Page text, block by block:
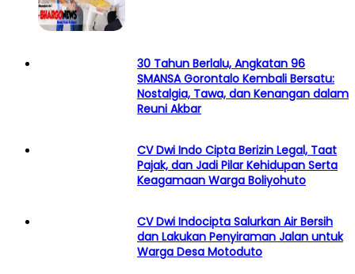
30 Tahun Berlalu, Angkatan 96
SMANSA Gorontalo Kembali Bersatu:
Nostalgia, Tawa, dan Kenangan dalam
Reuni Akbar
CV Dwi Indo Cipta Berizin Legal, Taat
Pajak, dan Jadi Pilar Kehidupan Serta
Keagamaan Warga Boliyohuto
CV Dwi Indocipta Salurkan Air Bersih
dan Lakukan Penyiraman Jalan untuk
Warga Desa Motoduto